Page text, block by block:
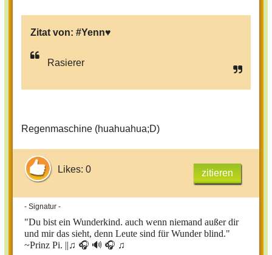
Zitat von: #Yenn♥
Rasierer
Regenmaschine (huahuahua;D)
Likes: 0 zitieren
- Signatur -
"Du bist ein Wunderkind. auch wenn niemand außer dir
und mir das sieht, denn Leute sind für Wunder blind."
~Prinz Pi. ||♫ 🎧 🔊 🎧 ♫